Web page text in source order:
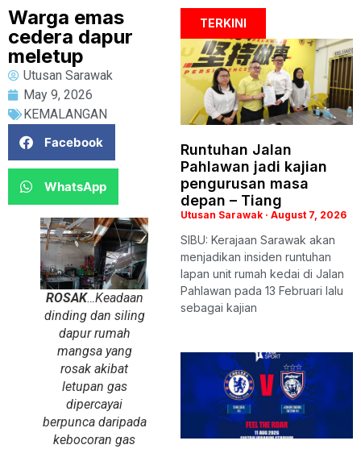
Warga emas
cedera dapur
meletup
Utusan Sarawak
May 9, 2026
KEMALANGAN
Facebook
WhatsApp
ROSAK…Keadaan
dinding dan siling
dapur rumah
mangsa yang
rosak akibat
letupan gas
dipercayai
berpunca daripada
kebocoran gas
TERKINI
Runtuhan Jalan
Pahlawan jadi kajian
pengurusan masa
depan – Tiang
Utusan Sarawak August 7, 2026
SIBU: Kerajaan Sarawak akan
menjadikan insiden runtuhan
lapan unit rumah kedai di Jalan
Pahlawan pada 13 Februari lalu
sebagai kajian